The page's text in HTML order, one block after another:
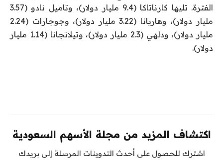
الفترة. تليها كارناتاكا (9.4 مليار دولار)، وتاميل نادو (3.57
مليار دولار)، وهاريانا (3.22 مليار دولار)، وجوجارات (2.24
مليار دولار)، ودلهي (2.3 مليار دولار)، وتيلانجانا (1.14 مليار
دولار).
اكتشاف المزيد من مجلة الأسهم السعودية
اشترك للحصول على أحدث التدوينات المرسلة إلى بريدك